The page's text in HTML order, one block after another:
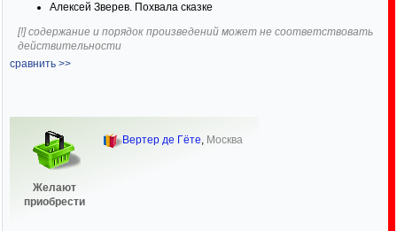
Алексей Зверев. Похвала сказке
[!] содержание и порядок произведений может не соответствовать
действительности
сравнить >>
Желают
приобрести
Вертер де Гёте, Москва